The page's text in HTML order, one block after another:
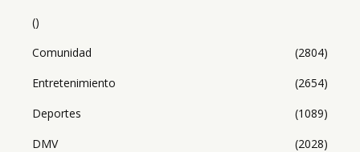
()
Comunidad
(2804)
Entretenimiento
(2654)
Deportes
(1089)
DMV
(2028)